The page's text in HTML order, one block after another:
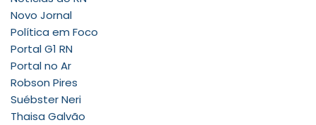
Novo Jornal
Política em Foco
Portal G1 RN
Portal no Ar
Robson Pires
Suébster Neri
Thaisa Galvão